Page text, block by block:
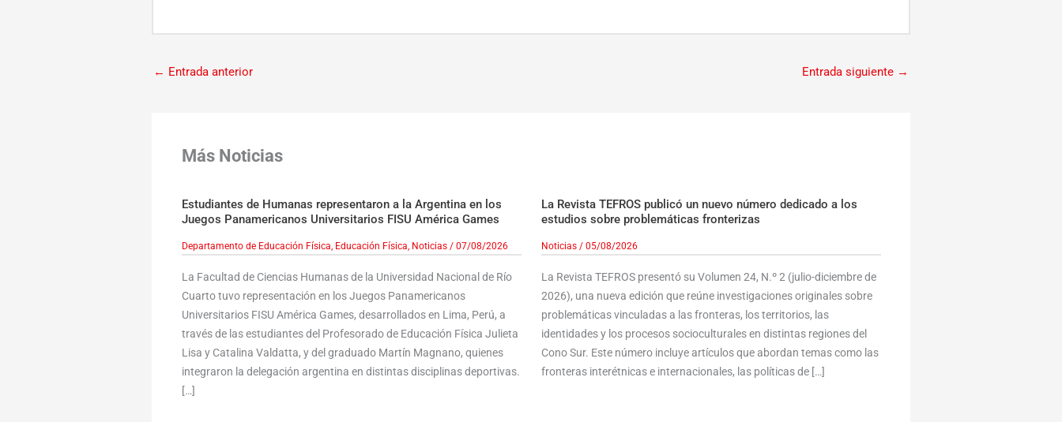
← Entrada anterior Entrada siguiente →
Más Noticias
Estudiantes de Humanas representaron a la Argentina en los
Juegos Panamericanos Universitarios FISU América Games
Departamento de Educación Física, Educación Física, Noticias/ 07/08/2026
La Facultad de Ciencias Humanas de la Universidad Nacional de Río
Cuarto tuvo representación en los Juegos Panamericanos
Universitarios FISU América Games, desarrollados en Lima, Perú, a
través de las estudiantes del Profesorado de Educación Física Julieta
Lisa y Catalina Valdatta, y del graduado Martín Magnano, quienes
integraron la delegación argentina en distintas disciplinas deportivas.
[…]
La Revista TEFROS publicó un nuevo número dedicado a los
estudios sobre problemáticas fronterizas
Noticias/ 05/08/2026
La Revista TEFROS presentó su Volumen 24, N.º 2 (julio-diciembre de
2026), una nueva edición que reúne investigaciones originales sobre
problemáticas vinculadas a las fronteras, los territorios, las
identidades y los procesos socioculturales en distintas regiones del
Cono Sur. Este número incluye artículos que abordan temas como las
fronteras interétnicas e internacionales, las políticas de […]